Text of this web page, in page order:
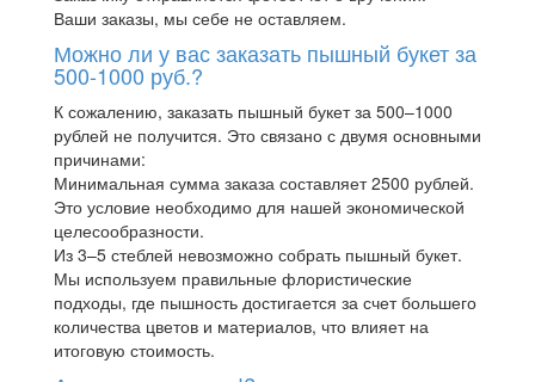
Ваши заказы, мы себе не оставляем.
Можно ли у вас заказать пышный букет за
500-1000 руб.?
К сожалению, заказать пышный букет за 500–1000
рублей не получится. Это связано с двумя основными
причинами:
Минимальная сумма заказа составляет 2500 рублей.
Это условие необходимо для нашей экономической
целесообразности.
Из 3–5 стеблей невозможно собрать пышный букет.
Мы используем правильные флористические
подходы, где пышность достигается за счет большего
количества цветов и материалов, что влияет на
итоговую стоимость.